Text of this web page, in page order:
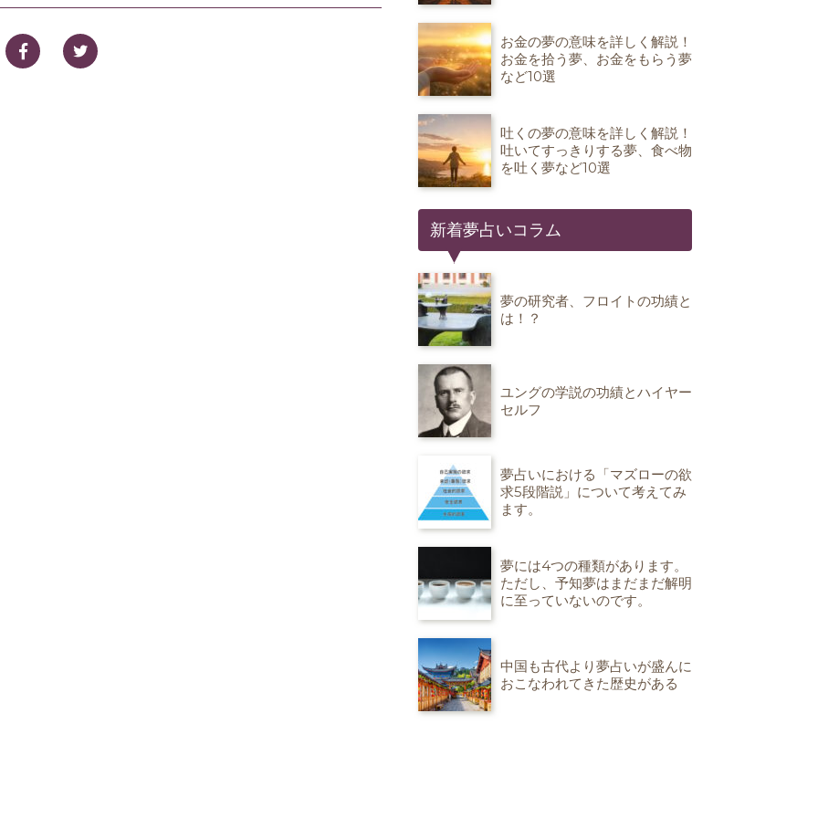
お金の夢の意味を詳しく解説！
お金を拾う夢、お金をもらう夢
など10選
吐くの夢の意味を詳しく解説！
吐いてすっきりする夢、食べ物
を吐く夢など10選
新着夢占いコラム
夢の研究者、フロイトの功績と
は！？
ユングの学説の功績とハイヤー
セルフ
夢占いにおける「マズローの欲
求5段階説」について考えてみ
ます。
夢には4つの種類があります。
ただし、予知夢はまだまだ解明
に至っていないのです。
中国も古代より夢占いが盛んに
おこなわれてきた歴史がある